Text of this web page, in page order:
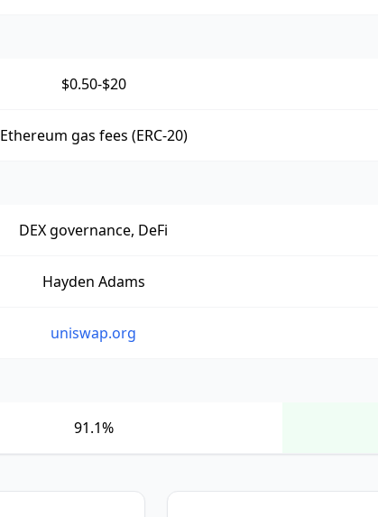
$0.50-$20
Ethereum gas fees (ERC-20)
DEX governance, DeFi
Hayden Adams
uniswap.org
91.1%